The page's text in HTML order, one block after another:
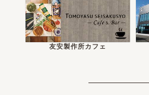
友安製作所カフェ